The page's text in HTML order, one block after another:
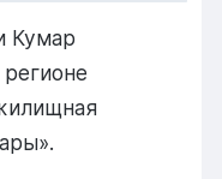
Кумар